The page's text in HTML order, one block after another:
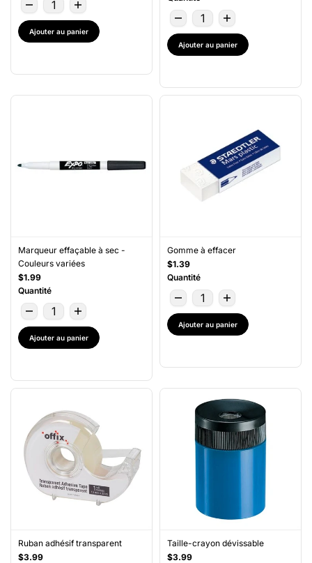
Ajouter au panier
Ajouter au panier
Marqueur effaçable à sec -
Couleurs variées
$1.99
Quantité
Ajouter au panier
Gomme à effacer
$1.39
Quantité
Ajouter au panier
Ruban adhésif transparent
$3.99
Taille-crayon dévissable
$3.99